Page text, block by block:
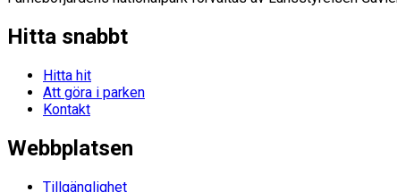
Hitta snabbt
Hitta hit
Att göra i parken
Kontakt
Webbplatsen
Tillgänglighet